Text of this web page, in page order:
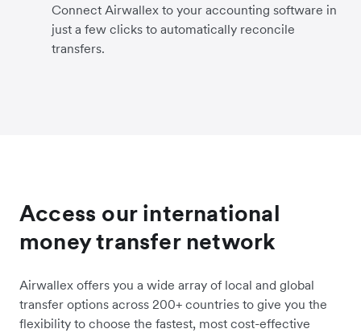
Connect Airwallex to your accounting software in
just a few clicks to automatically reconcile
transfers.
Access our international
money transfer network
Airwallex offers you a wide array of local and global
transfer options across 200+ countries to give you the
flexibility to choose the fastest, most cost-effective